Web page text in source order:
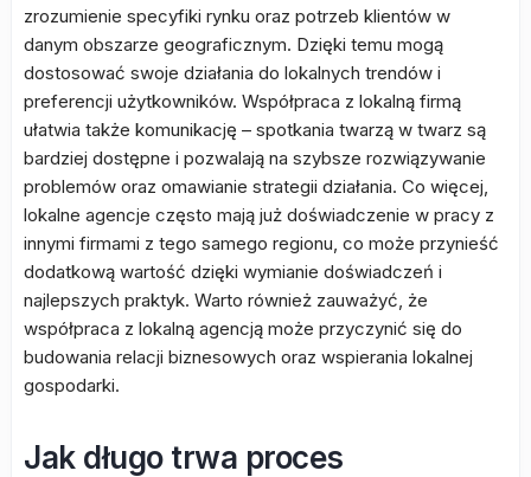
zrozumienie specyfiki rynku oraz potrzeb klientów w
danym obszarze geograficznym. Dzięki temu mogą
dostosować swoje działania do lokalnych trendów i
preferencji użytkowników. Współpraca z lokalną firmą
ułatwia także komunikację – spotkania twarzą w twarz są
bardziej dostępne i pozwalają na szybsze rozwiązywanie
problemów oraz omawianie strategii działania. Co więcej,
lokalne agencje często mają już doświadczenie w pracy z
innymi firmami z tego samego regionu, co może przynieść
dodatkową wartość dzięki wymianie doświadczeń i
najlepszych praktyk. Warto również zauważyć, że
współpraca z lokalną agencją może przyczynić się do
budowania relacji biznesowych oraz wspierania lokalnej
gospodarki.
Jak długo trwa proces